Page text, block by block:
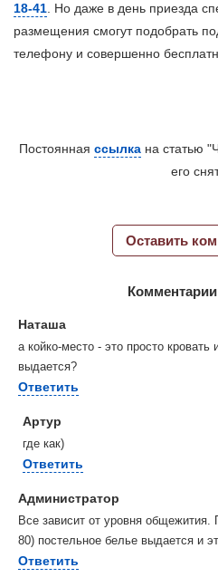
18-41. Но даже в день приезда
размещения смогут подобрать
телефону и совершенно
Постоянная ссылка на статью
его
Оставить
Комментарии
Наташа
а койко-место - это просто
выдается?
Ответить
Артур
где как)
Ответить
Администратор
Все зависит от уровня общежития.
80) постельное белье выдается и
Ответить